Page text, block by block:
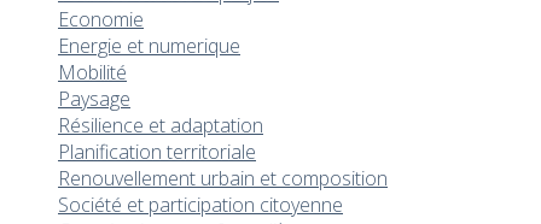
Economie
Energie et numerique
Mobilité
Paysage
Résilience et adaptation
Planification territoriale
Renouvellement urbain et composition
Société et participation citoyenne